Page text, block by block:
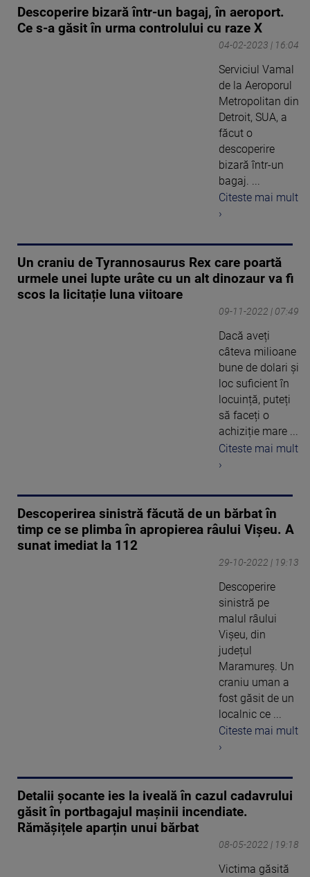
Descoperire bizară într-un bagaj, în aeroport.
Ce s-a găsit în urma controlului cu raze X
04-02-2023 | 16:04
Serviciul Vamal
de la Aeroporul
Metropolitan din
Detroit, SUA, a
făcut o
descoperire
bizară într-un
bagaj. ...
Citeste mai mult
›
Un craniu de Tyrannosaurus Rex care poartă
urmele unei lupte urâte cu un alt dinozaur va fi
scos la licitație luna viitoare
09-11-2022 | 07:49
Dacă aveți
câteva milioane
bune de dolari și
loc suficient în
locuință, puteți
să faceți o
achiziție mare ...
Citeste mai mult
›
Descoperirea sinistră făcută de un bărbat în
timp ce se plimba în apropierea râului Vișeu. A
sunat imediat la 112
29-10-2022 | 19:13
Descoperire
sinistră pe
malul râului
Vișeu, din
județul
Maramureș. Un
craniu uman a
fost găsit de un
localnic ce ...
Citeste mai mult
›
Detalii șocante ies la iveală în cazul cadavrului
găsit în portbagajul mașinii incendiate.
Rămășițele aparțin unui bărbat
08-05-2022 | 19:18
Victima găsită